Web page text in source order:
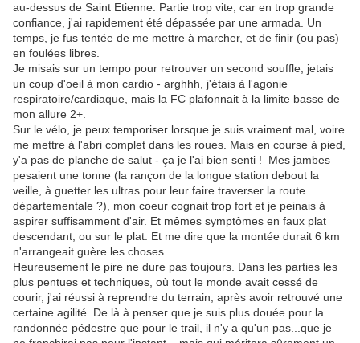
au-dessus de Saint Etienne. Partie trop vite, car en trop grande
confiance, j'ai rapidement été dépassée par une armada. Un
temps, je fus tentée de me mettre à marcher, et de finir (ou pas)
en foulées libres.
Je misais sur un tempo pour retrouver un second souffle, jetais
un coup d'oeil à mon cardio - arghhh, j'étais à l'agonie
respiratoire/cardiaque, mais la FC plafonnait à la limite basse de
mon allure 2+.
Sur le vélo, je peux temporiser lorsque je suis vraiment mal, voire
me mettre à l'abri complet dans les roues. Mais en course à pied,
y'a pas de planche de salut - ça je l'ai bien senti ! Mes jambes
pesaient une tonne (la rançon de la longue station debout la
veille, à guetter les ultras pour leur faire traverser la route
départementale ?), mon coeur cognait trop fort et je peinais à
aspirer suffisamment d'air. Et mêmes symptômes en faux plat
descendant, ou sur le plat. Et me dire que la montée durait 6 km
n'arrangeait guère les choses.
Heureusement le pire ne dure pas toujours. Dans les parties les
plus pentues et techniques, où tout le monde avait cessé de
courir, j'ai réussi à reprendre du terrain, après avoir retrouvé une
certaine agilité. De là à penser que je suis plus douée pour la
randonnée pédestre que pour le trail, il n'y a qu'un pas...que je